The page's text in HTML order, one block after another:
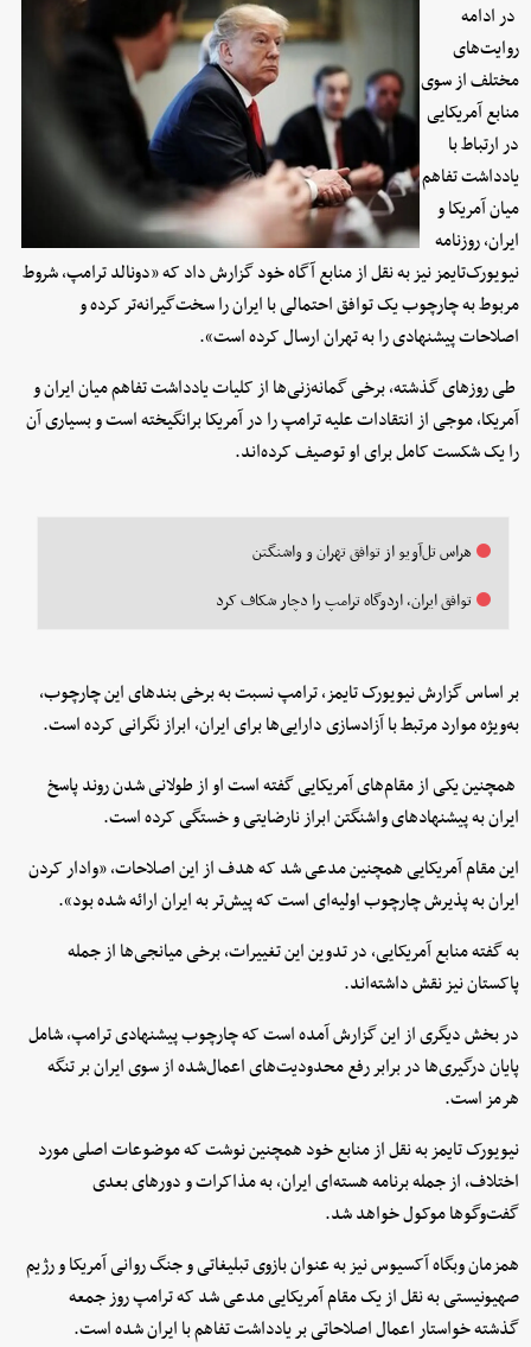
در ادامه
روایت‌های
مختلف از سوی
منابع آمریکایی
در ارتباط با
یادداشت تفاهم
میان آمریکا و
ایران، روزنامه
نیویورک‌تایمز نیز به نقل از منابع آگاه خود گزارش داد که «دونالد ترامپ، شروط
مربوط به چارچوب یک توافق احتمالی با ایران را سخت‌گیرانه‌تر کرده و
اصلاحات پیشنهادی را به تهران ارسال کرده است».
طی روزهای گذشته، برخی گمانه‌زنی‌ها از کلیات یادداشت تفاهم میان ایران و
آمریکا، موجی از انتقادات علیه ترامپ را در آمریکا برانگیخته است و بسیاری آن
را یک شکست کامل برای او توصیف کرده‌اند.
هراس تل‌آویو از توافق تهران و واشنگتن
توافق ایران، اردوگاه ترامپ را دچار شکاف کرد
بر اساس گزارش نیویورک تایمز، ترامپ نسبت به برخی بندهای این چارچوب،
به‌ویژه موارد مرتبط با آزادسازی دارایی‌ها برای ایران، ابراز نگرانی کرده است.
همچنین یکی از مقام‌های آمریکایی گفته است او از طولانی شدن روند پاسخ
ایران به پیشنهادهای واشنگتن ابراز نارضایتی و خستگی کرده است.
این مقام آمریکایی همچنین مدعی شد که هدف از این اصلاحات، «وادار کردن
ایران به پذیرش چارچوب اولیه‌ای است که پیش‌تر به ایران ارائه شده بود».
به گفته منابع آمریکایی، در تدوین این تغییرات، برخی میانجی‌ها از جمله
پاکستان نیز نقش داشته‌اند.
در بخش دیگری از این گزارش آمده است که چارچوب پیشنهادی ترامپ، شامل
پایان درگیری‌ها در برابر رفع محدودیت‌های اعمال‌شده از سوی ایران بر تنگه
هرمز است.
نیویورک تایمز به نقل از منابع خود همچنین نوشت که موضوعات اصلی مورد
اختلاف، از جمله برنامه هسته‌ای ایران، به مذاکرات و دورهای بعدی
گفت‌وگوها موکول خواهد شد.
همزمان وبگاه آکسیوس نیز به عنوان بازوی تبلیغاتی و جنگ روانی آمریکا و رژیم
صهیونیستی به نقل از یک مقام آمریکایی مدعی شد که ترامپ روز جمعه
گذشته خواستار اعمال اصلاحاتی بر یادداشت تفاهم با ایران شده است.